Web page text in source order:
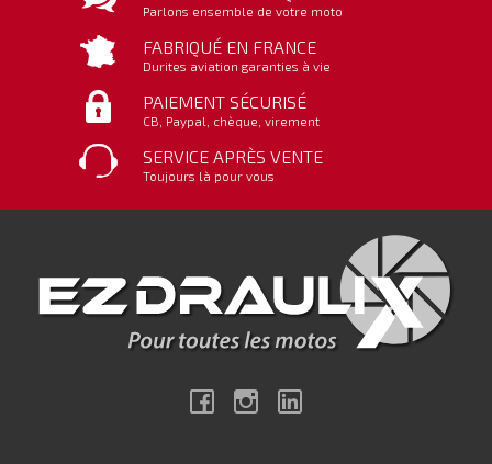
Parlons ensemble de votre moto
FABRIQUÉ EN FRANCE
Durites aviation garanties à vie
PAIEMENT SÉCURISÉ
CB, Paypal, chèque, virement
SERVICE APRÈS VENTE
Toujours là pour vous
FacebookInstagram